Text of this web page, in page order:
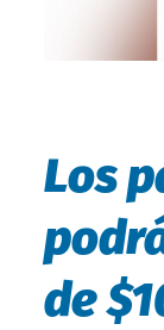
Los
de